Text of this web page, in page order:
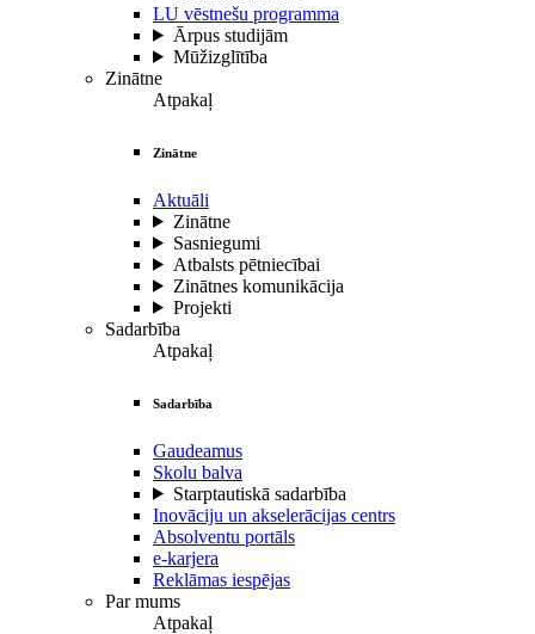
LU vēstnešu programma
Ārpus studijām
Mūžizglītība
Zinātne
Atpakaļ
Zinātne
Aktuāli
Zinātne
Sasniegumi
Atbalsts pētniecībai
Zinātnes komunikācija
Projekti
Sadarbība
Atpakaļ
Sadarbība
Gaudeamus
Skolu balva
Starptautiskā sadarbība
Inovāciju un akselerācijas centrs
Absolventu portāls
e-karjera
Reklāmas iespējas
Par mums
Atpakaļ